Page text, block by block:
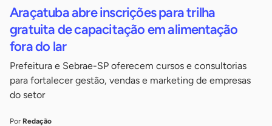
Notícias
Araçatuba abre inscrições para trilha
gratuita de capacitação em alimentação
fora do lar
Prefeitura e Sebrae-SP oferecem cursos e consultorias
para fortalecer gestão, vendas e marketing de empresas
do setor
Por Redação